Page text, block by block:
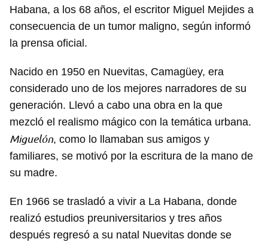
Habana, a los 68 años, el escritor Miguel Mejides a
consecuencia de un tumor maligno, según informó
la prensa oficial.
Nacido en 1950 en Nuevitas, Camagüey, era
considerado uno de los mejores narradores de su
generación. Llevó a cabo una obra en la que
mezcló el realismo mágico con la temática urbana.
Miguelón, como lo llamaban sus amigos y
familiares, se motivó por la escritura de la mano de
su madre.
En 1966 se trasladó a vivir a La Habana, donde
realizó estudios preuniversitarios y tres años
después regresó a su natal Nuevitas donde se